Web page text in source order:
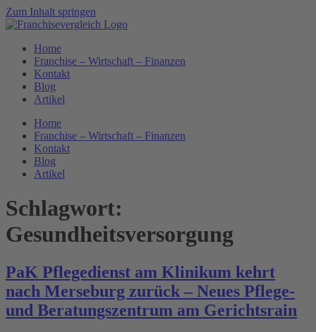
Zum Inhalt springen
Home
Franchise – Wirtschaft – Finanzen
Kontakt
Blog
Artikel
Home
Franchise – Wirtschaft – Finanzen
Kontakt
Blog
Artikel
Schlagwort:
Gesundheitsversorgung
PaK Pflegedienst am Klinikum kehrt
nach Merseburg zurück – Neues Pflege-
und Beratungszentrum am Gerichtsrain